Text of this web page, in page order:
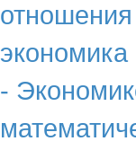
экономика
-